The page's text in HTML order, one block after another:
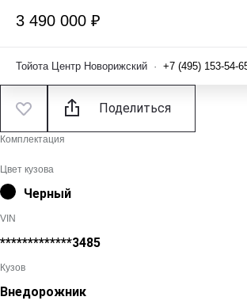
3 490 000 ₽
Тойота Центр Новорижский · +7 (495) 153-54-
Поделиться
Комплектация
Цвет кузова
Черный
VIN
*************3485
Кузов
Внедорожник